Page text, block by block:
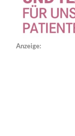
Anzeige: